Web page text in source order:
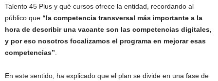
Talento 45 Plus y qué cursos ofrece la entidad, recordando al
público que “la competencia transversal más importante a la
hora de describir una vacante son las competencias digitales,
y por eso nosotros focalizamos el programa en mejorar esas
competencias”.
En este sentido, ha explicado que el plan se divide en una fase de